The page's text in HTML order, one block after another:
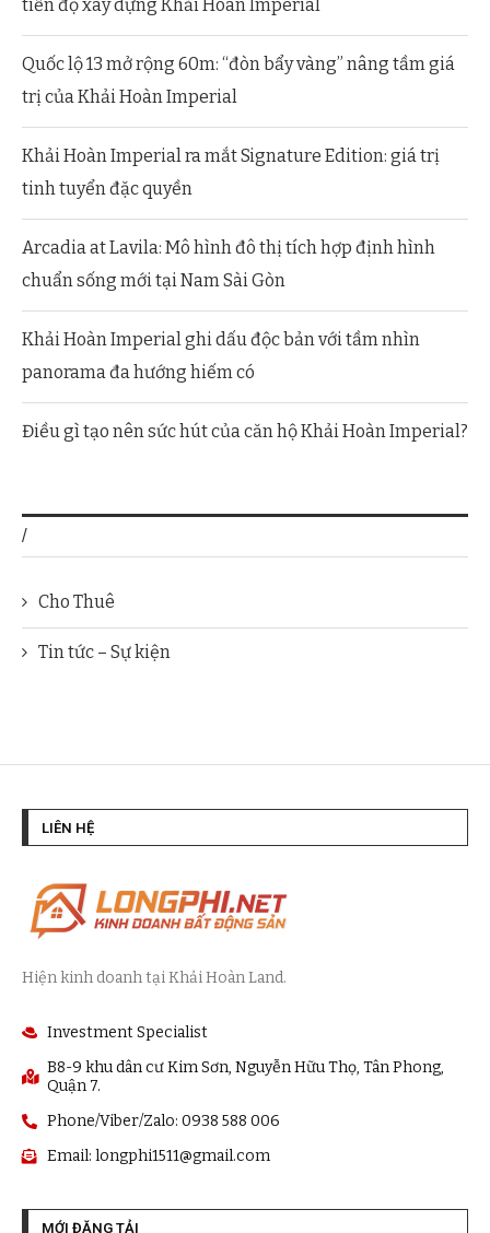
tiến độ xây dựng Khải Hoàn Imperial
Quốc lộ 13 mở rộng 60m: “đòn bẩy vàng” nâng tầm giá
trị của Khải Hoàn Imperial
Khải Hoàn Imperial ra mắt Signature Edition: giá trị
tinh tuyển đặc quyền
Arcadia at Lavila: Mô hình đô thị tích hợp định hình
chuẩn sống mới tại Nam Sài Gòn
Khải Hoàn Imperial ghi dấu độc bản với tầm nhìn
panorama đa hướng hiếm có
Điều gì tạo nên sức hút của căn hộ Khải Hoàn Imperial?
/
Cho Thuê
Tin tức – Sự kiện
LIÊN HỆ
Hiện kinh doanh tại Khải Hoàn Land.
Investment Specialist
B8-9 khu dân cư Kim Sơn, Nguyễn Hữu Thọ, Tân Phong,
Quận 7.
Phone/Viber/Zalo: 0938 588 006
Email: longphi1511@gmail.com
MỚI ĐĂNG TẢI